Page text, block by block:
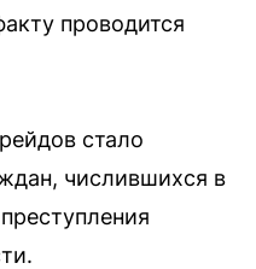
проводится
стало
числившихся в